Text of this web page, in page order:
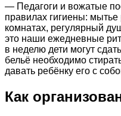
— Педагоги и вожатые
правилах гигиены: мытье
комнатах, регулярный
это наши ежедневные
в неделю дети могут
бельё необходимо
давать ребёнку его с
Как